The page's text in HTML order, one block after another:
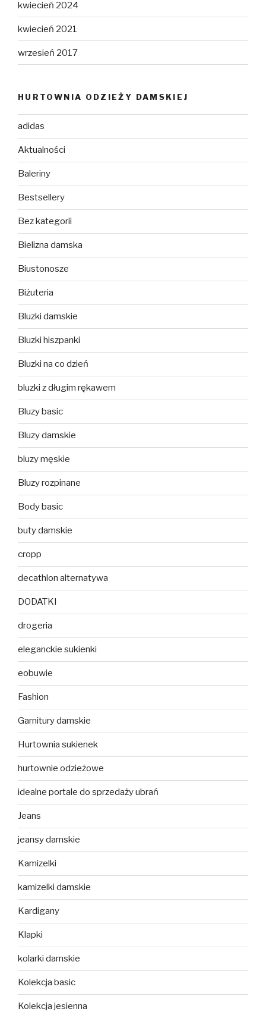
kwiecień 2024
kwiecień 2021
wrzesień 2017
HURTOWNIA ODZIEŻY DAMSKIEJ
adidas
Aktualności
Baleriny
Bestsellery
Bez kategorii
Bielizna damska
Biustonosze
Biżuteria
Bluzki damskie
Bluzki hiszpanki
Bluzki na co dzień
bluzki z długim rękawem
Bluzy basic
Bluzy damskie
bluzy męskie
Bluzy rozpinane
Body basic
buty damskie
cropp
decathlon alternatywa
DODATKI
drogeria
eleganckie sukienki
eobuwie
Fashion
Garnitury damskie
Hurtownia sukienek
hurtownie odzieżowe
idealne portale do sprzedaży ubrań
Jeans
jeansy damskie
Kamizelki
kamizelki damskie
Kardigany
Klapki
kolarki damskie
Kolekcja basic
Kolekcja jesienna